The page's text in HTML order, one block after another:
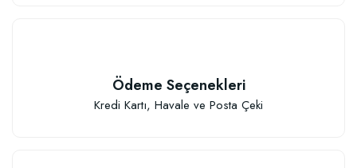
Ödeme Seçenekleri
Kredi Kartı, Havale ve Posta Çeki